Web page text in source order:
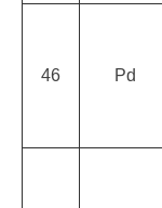
46 Pd